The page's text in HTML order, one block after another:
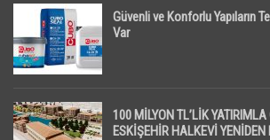
Güvenli ve Konforlu Yapıların
Var
100 MİLYON TL’LİK
ESKİŞEHİR HALKEVİ YENİDEN